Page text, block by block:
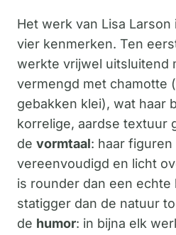
Het werk van Lisa
vier kenmerken. Ten
werkte vrijwel uitsluitend
vermengd met chamotte
gebakken klei), wat haar
korrelige, aardse textuur
de vormtaal: haar
vereenvoudigd en licht
is rounder dan een echte
statigger dan de natuur
de humor: in bijna elk